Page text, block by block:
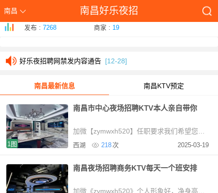
南昌 南昌好乐夜招
发布 : 7268 商家 : 19
本站发帖必读-好乐夜招www.hlh1.com[01-26]
好乐夜招聘网禁发内容通告 [12-28]
好乐夜招聘网禁发内容通告
南昌最新信息 南昌KTV预定
1图
南昌市中心夜场招聘KTV本人亲自带你
西湖 218次 2025-03-19
南昌夜场招聘商务KTV每天一个班安排